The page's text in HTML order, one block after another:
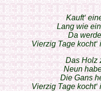
Kauft‘
Lang wie
Da
Vierzig Tage
Das Holz
Neun
Die Gans
Vierzig Tage